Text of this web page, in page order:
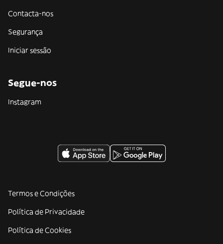
Contacta-nos
Segurança
Iniciar sessão
Segue-nos
Instagram
Termos e Condições
Política de Privacidade
Política de Cookies